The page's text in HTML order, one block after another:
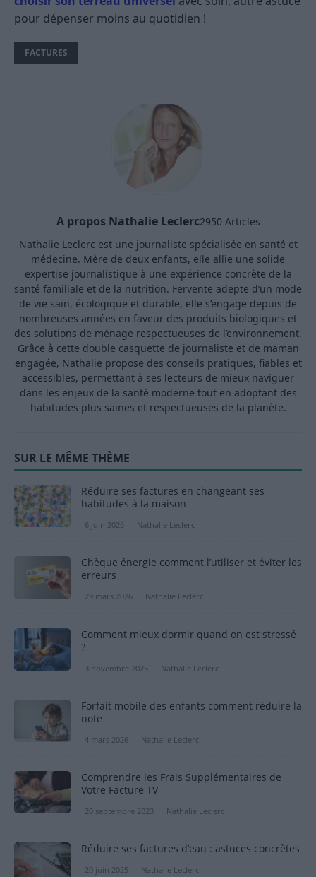
pour dépenser moins au quotidien !
FACTURES
A propos Nathalie Leclerc2950 Articles
Nathalie Leclerc est une journaliste spécialisée en santé et
médecine. Mère de deux enfants, elle allie une solide
expertise journalistique à une expérience concrète de la
santé familiale et de la nutrition. Fervente adepte d’un mode
de vie sain, écologique et durable, elle s’engage depuis de
nombreuses années en faveur des produits biologiques et
des solutions de ménage respectueuses de l’environnement.
Grâce à cette double casquette de journaliste et de maman
engagée, Nathalie propose des conseils pratiques, fiables et
accessibles, permettant à ses lecteurs de mieux naviguer
dans les enjeux de la santé moderne tout en adoptant des
habitudes plus saines et respectueuses de la planète.
SUR LE MÊME THÈME
Réduire ses factures en changeant ses
habitudes à la maison
6 juin 2025 Nathalie Leclerc
Chèque énergie comment l’utiliser et éviter les
erreurs
29 mars 2026 Nathalie Leclerc
Comment mieux dormir quand on est stressé
?
3 novembre 2025 Nathalie Leclerc
Forfait mobile des enfants comment réduire la
note
4 mars 2026 Nathalie Leclerc
Comprendre les Frais Supplémentaires de
Votre Facture TV
20 septembre 2023 Nathalie Leclerc
Réduire ses factures d’eau : astuces concrètes
20 juin 2025 Nathalie Leclerc